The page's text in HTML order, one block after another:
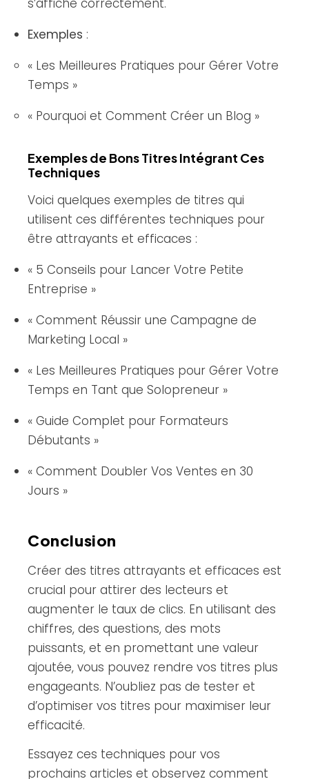
Exemples :
« Les Meilleures Pratiques pour Gérer Votre
Temps »
« Pourquoi et Comment Créer un Blog »
Exemples de Bons Titres Intégrant Ces
Techniques
Voici quelques exemples de titres qui
utilisent ces différentes techniques pour
être attrayants et efficaces :
« 5 Conseils pour Lancer Votre Petite
Entreprise »
« Comment Réussir une Campagne de
Marketing Local »
« Les Meilleures Pratiques pour Gérer Votre
Temps en Tant que Solopreneur »
« Guide Complet pour Formateurs
Débutants »
« Comment Doubler Vos Ventes en 30
Jours »
Conclusion
Créer des titres attrayants et efficaces est
crucial pour attirer des lecteurs et
augmenter le taux de clics. En utilisant des
chiffres, des questions, des mots
puissants, et en promettant une valeur
ajoutée, vous pouvez rendre vos titres plus
engageants. N’oubliez pas de tester et
d’optimiser vos titres pour maximiser leur
efficacité.
Essayez ces techniques pour vos
prochains articles et observez comment